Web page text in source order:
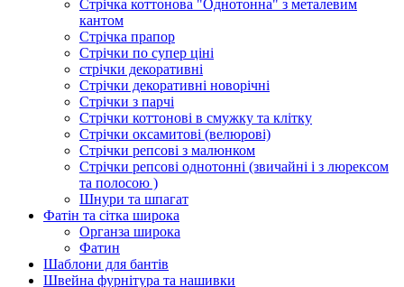
Стрічка коттонова "Однотонна" з металевим
кантом
Стрічка прапор
Стрічки по супер ціні
стрічки декоративні
Стрічки декоративні новорічні
Стрічки з парчі
Стрічки коттонові в смужку та клітку
Стрічки оксамитові (велюрові)
Стрічки репсові з малюнком
Стрічки репсові однотонні (звичайні і з люрексом
та полосою )
Шнури та шпагат
Фатін та сітка широка
Органза широка
Фатин
Шаблони для бантів
Швейна фурнітура та нашивки